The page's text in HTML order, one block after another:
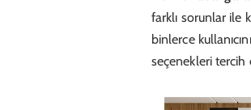
farklı sorunlar ile
binlerce
seçenekleri tercih